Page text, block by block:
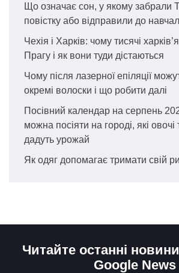
Що означає сон, у якому забрали
повістку або відправили до
Чехія і Харків: чому тисячі
Прагу і як вони туди дістаються
Чому після лазерної епіляції
окремі волоски і що робити далі
Посівний календар на серпень
можна посіяти на городі, які овочі
дадуть урожай
Як одяг допомагає тримати свій
Читайте останні
Google News